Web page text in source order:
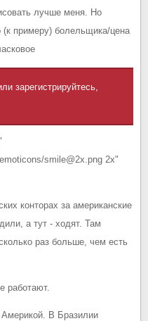
лучше меня. Но
(к примеру) болельщика/цена
зарегистрируйтесь,
smile@2x.png 2x"
конторах за американские
а тут - ходят. Там
раз больше, чем есть
работают.
В Бразилии